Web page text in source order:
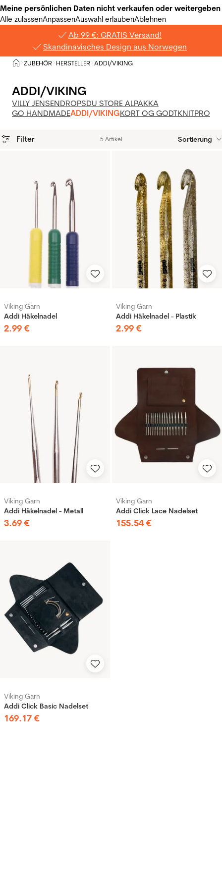
Meine persönlichen Daten nicht verkaufen oder weitergeben
Alle zulassenAnpassenAuswahl erlaubenAblehnen
Ab 99 €: GRATIS Versand!
Skandinavisches Design aus Norwegen
Privat
>ZUBEHÖR >HERSTELLER >
ADDI/VIKING
ADDI/VIKING
VILLY JENSENDROPSDU STORE ALPAKKA
GO HANDMADEADDI/VIKINGKORT OG GODTKNITPRO
Filter 5 Artikel Sortierung
Viking Garn
Addi Häkelnadel
2.99 €
Viking Garn
Addi Häkelnadel - Plastik
2.99 €
Viking Garn
Addi Häkelnadel - Metall
3.69 €
Viking Garn
Addi Click Lace Nadelset
155.54 €
Viking Garn
Addi Click Basic Nadelset
169.17 €